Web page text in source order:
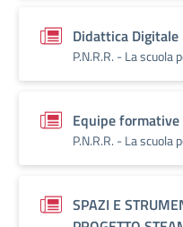
Didattica
P.N.R.R. - La scuola
Equipe
P.N.R.R. - La scuola
SPAZI E